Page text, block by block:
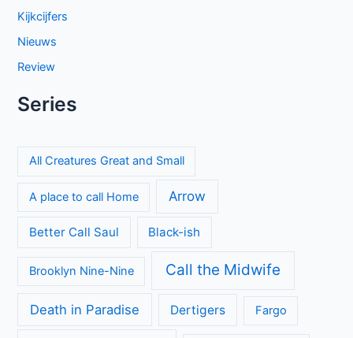
Kijkcijfers
Nieuws
Review
Series
All Creatures Great and Small
A place to call Home Arrow
Better Call Saul Black-ish
Brooklyn Nine-Nine Call the Midwife
Death in Paradise Dertigers Fargo